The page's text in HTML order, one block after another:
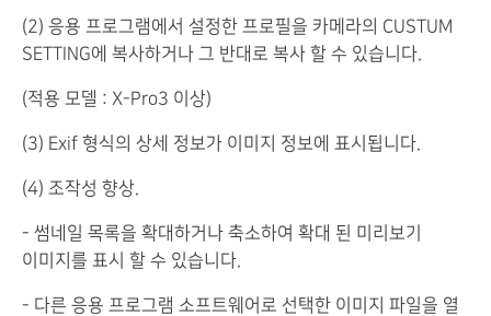
(2) 응용 프로그램에서 설정한 프로필을 카메라의 CUSTUM
SETTING에 복사하거나 그 반대로 복사 할 수 있습니다.
(적용 모델 : X-Pro3 이상)
(3) Exif 형식의 상세 정보가 이미지 정보에 표시됩니다.
(4) 조작성 향상.
- 썸네일 목록을 확대하거나 축소하여 확대 된 미리보기
이미지를 표시 할 수 있습니다.
- 다른 응용 프로그램 소프트웨어로 선택한 이미지 파일을 열